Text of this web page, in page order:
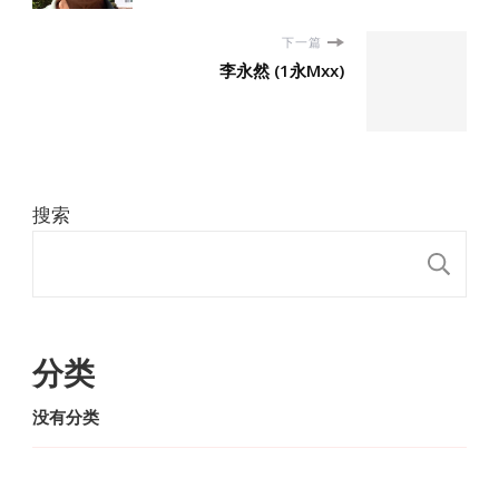
下一篇
李永然 (1永Mxx)
搜索
分类
没有分类